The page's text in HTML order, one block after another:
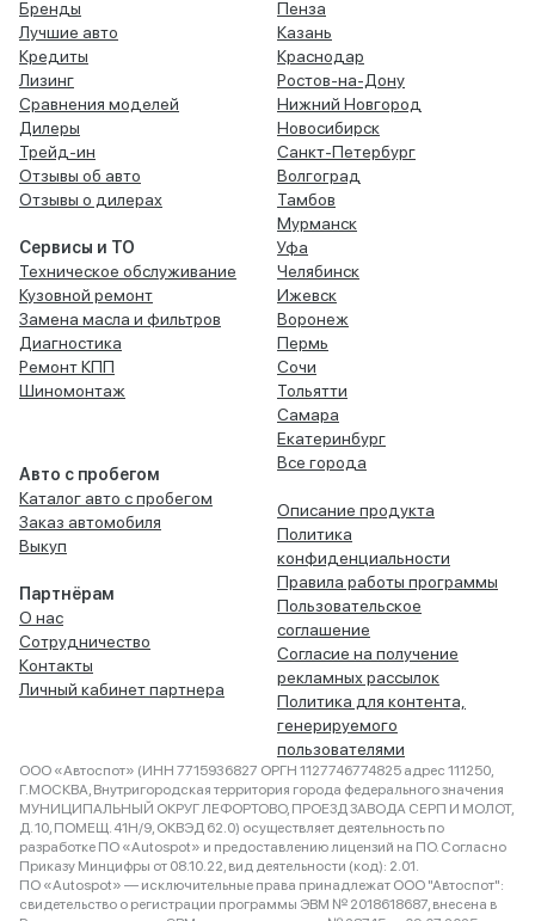
Бренды
Лучшие авто
Кредиты
Лизинг
Сравнения моделей
Дилеры
Трейд-ин
Отзывы об авто
Отзывы о дилерах
Сервисы и ТО
Техническое обслуживание
Кузовной ремонт
Замена масла и фильтров
Диагностика
Ремонт КПП
Шиномонтаж
Авто с пробегом
Каталог авто с пробегом
Заказ автомобиля
Выкуп
Партнёрам
О нас
Сотрудничество
Контакты
Личный кабинет партнера
Пенза
Казань
Краснодар
Ростов-на-Дону
Нижний Новгород
Новосибирск
Санкт-Петербург
Волгоград
Тамбов
Мурманск
Уфа
Челябинск
Ижевск
Воронеж
Пермь
Сочи
Тольятти
Самара
Екатеринбург
Все города
Описание продукта
Политика
конфиденциальности
Правила работы программы
Пользовательское
соглашение
Согласие на получение
рекламных рассылок
Политика для контента,
генерируемого
пользователями
ООО «Автоспот» (ИНН 7715936827 ОРГН 1127746774825 адрес 111250,
Г.МОСКВА, Внутригородская территория города федерального значения
МУНИЦИПАЛЬНЫЙ ОКРУГ ЛЕФОРТОВО, ПРОЕЗД ЗАВОДА СЕРП И МОЛОТ,
Д. 10, ПОМЕЩ. 41Н/9, ОКВЭД 62.0) осуществляет деятельность по
разработке ПО «Autospot» и предоставлению лицензий на ПО. Согласно
Приказу Минцифры от 08.10.22, вид деятельности (код): 2.01.
ПО «Autospot» — исключительные права принадлежат ООО "Автоспот":
свидетельство о регистрации программы ЭВМ № 2018618687, внесена в